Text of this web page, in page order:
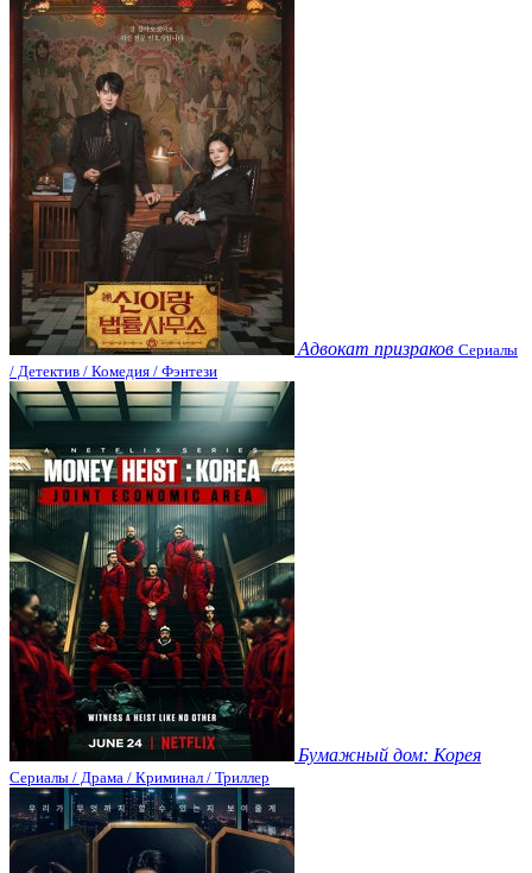
Адвокат призраков Сериалы
/ Детектив / Комедия / Фэнтези
Бумажный дом: Корея
Сериалы / Драма / Криминал / Триллер